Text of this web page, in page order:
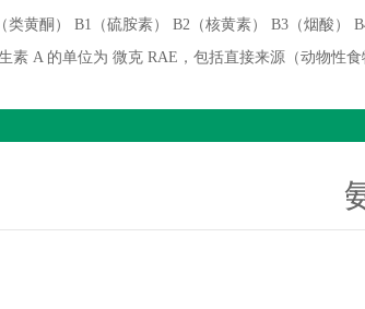
类黄酮） B1（硫胺素） B2（核黄素） B3（烟酸）
素 A 的单位为 微克 RAE，包括直接来源（动物性